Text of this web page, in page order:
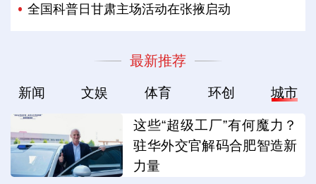
全国科普日甘肃主场活动在张掖启动
最新推荐
新闻 文娱 体育 环创 城市
这些“超级工厂”有何魔力？
驻华外交官解码合肥智造新
力量